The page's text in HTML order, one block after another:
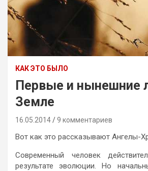
КАК ЭТО БЫЛО
Первые и нынешние
Земле
16.05.2014 9 комментариев
Вот как это рассказывают Ангелы-
Современный человек
результате эволюции. Но